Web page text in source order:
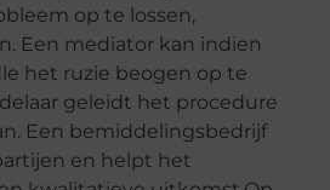
op te lossen,
. Een mediator kan indien
het ruzie beogen op te
geleidt het procedure
Een bemiddelingsbedrijf
en helpt het